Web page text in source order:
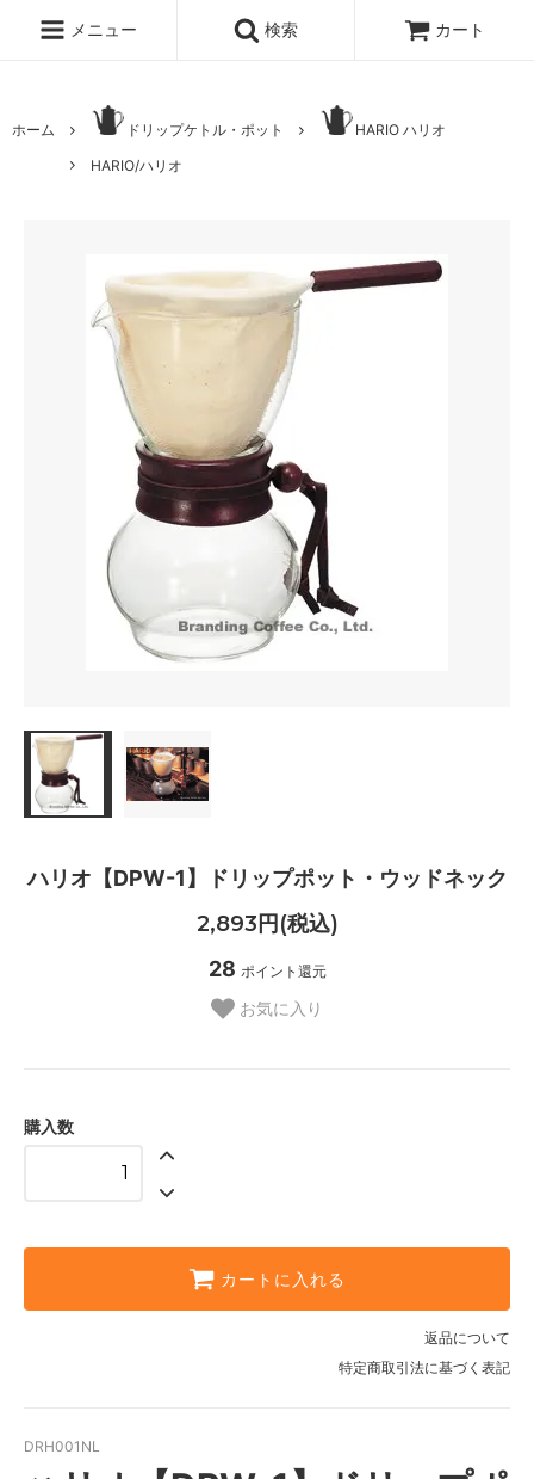
メニュー 検索 カート
ホーム ドリップケトル・ポット
HARIO ハリオ
HARIO/ハリオ
ハリオ【DPW-1】ドリップポット・ウッドネック
2,893円(税込)
28 ポイント還元
お気に入り
購入数
カートに入れる
返品について
特定商取引法に基づく表記
DRH001NL